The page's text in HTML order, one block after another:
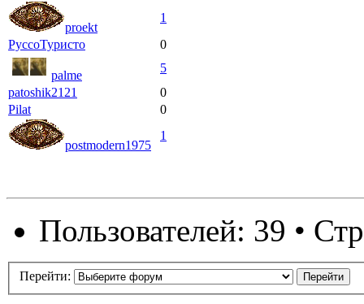
proekt
1
РуссоТуристо
0
palme
5
patoshik2121
0
Pilat
0
postmodern1975
1
Пользователей: 39 •
Перейти: